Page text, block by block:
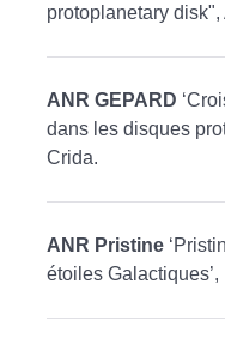
protoplanetary
ANR GEPARD
dans les disques
Crida.
ANR Pristine
étoiles